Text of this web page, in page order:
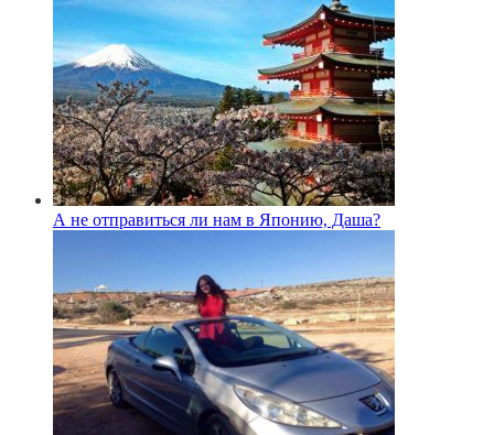
А не отправиться ли нам в Японию, Даша?